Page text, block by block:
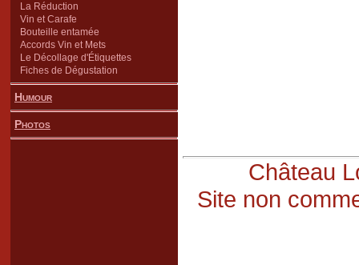
La Réduction
Vin et Carafe
Bouteille entamée
Accords Vin et Mets
Le Décollage d'Étiquettes
Fiches de Dégustation
Humour
Photos
Château
Site non